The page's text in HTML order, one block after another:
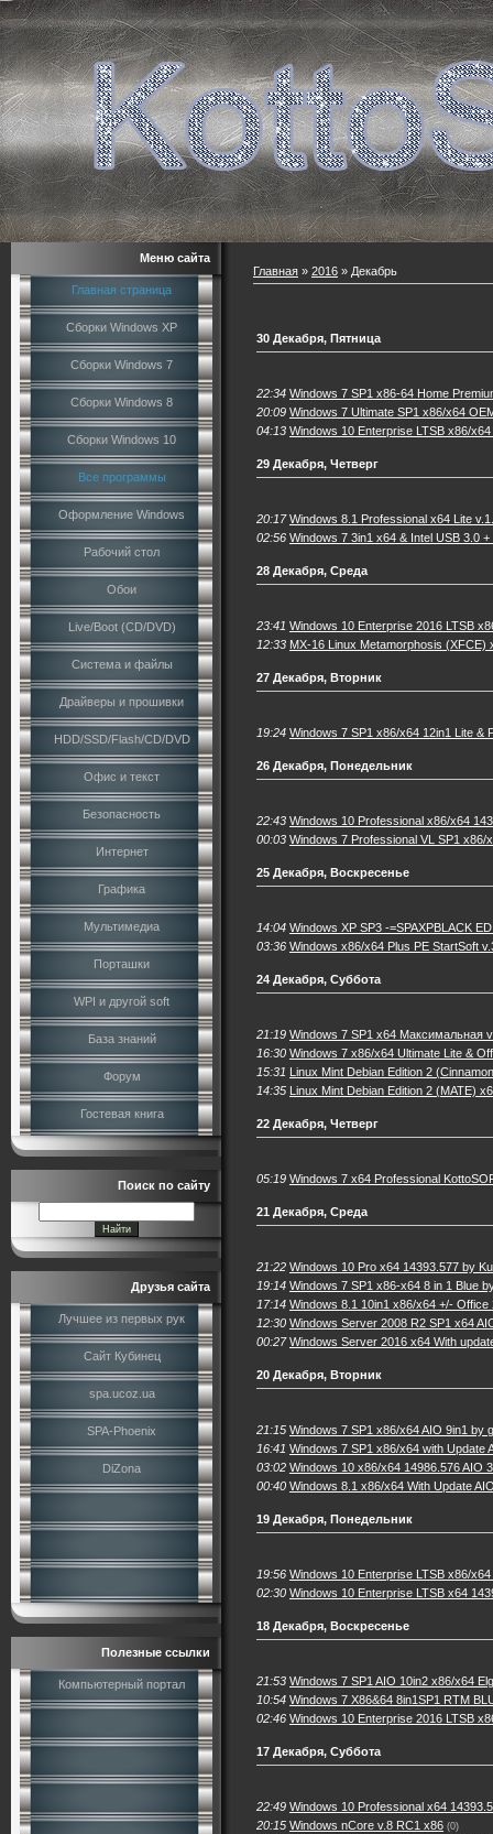
Меню сайта
Главная страница
Сборки Windows XP
Сборки Windows 7
Сборки Windows 8
Сборки Windows 10
Все программы
Оформление Windows
Рабочий стол
Обои
Live/Boot (CD/DVD)
Система и файлы
Драйверы и прошивки
HDD/SSD/Flash/CD/DVD
Офис и текст
Безопасность
Интернет
Графика
Мультимедиа
Порташки
WPI и другой soft
База знаний
Форум
Гостевая книга
Поиск по сайту
Друзья сайта
Лучшее из первых рук
Сайт Кубинец
spa.ucoz.ua
SPA-Phoenix
DiZona
Полезные ссылки
Компьютерный портал
Главная » 2016 » Декабрь
30 Декабря, Пятница
22:34 Windows 7 SP1 x86-64 Home
20:09 Windows 7 Ultimate SP1 x86/x64
04:13 Windows 10 Enterprise LTSB x86/
29 Декабря, Четверг
20:17 Windows 8.1 Professional x64 Lite
02:56 Windows 7 3in1 x64 & Intel USB 3.0
28 Декабря, Среда
23:41 Windows 10 Enterprise 2016 LTSB
12:33 MX-16 Linux Metamorphosis (XFCE)
27 Декабря, Вторник
19:24 Windows 7 SP1 x86/x64 12in1 Lite &
26 Декабря, Понедельник
22:43 Windows 10 Professional x86/x64
00:03 Windows 7 Professional VL SP1 x86/
25 Декабря, Воскресенье
14:04 Windows XP SP3 -=SPAXPBLACK
03:36 Windows x86/x64 Plus PE StartSoft
24 Декабря, Суббота
21:19 Windows 7 SP1 x64 Максимальная
16:30 Windows 7 x86/x64 Ultimate Lite &
15:31
Linux Mint Debian Edition 2
14:35
Linux Mint Debian Edition 2 (MATE)
22 Декабря, Четверг
05:19 Windows 7 x64 Professional
21 Декабря, Среда
21:22 Windows 10 Pro x64 14393.577 by
19:14 Windows 7 SP1 x86-х64 8 in 1 Blue
17:14 Windows 8.1 10in1 x86/x64 +/-
12:30 Windows Server 2008 R2 SP1 x64
00:27 Windows Server 2016 x64 With
20 Декабря, Вторник
21:15 Windows 7 SP1 x86/x64 AIO 9in1 by
16:41 Windows 7 SP1 x86/x64 with Update
03:02 Windows 10 x86/x64 14986.576 AIO
00:40 Windows 8.1 x86/x64 With Update
19 Декабря, Понедельник
19:56 Windows 10 Enterprise LTSB x86/
02:30 Windows 10 Enterprise LTSB x64
18 Декабря, Воскресенье
21:53 Windows 7 SP1 AIO 10in2 x86/x64
10:54 Windows 7 X86&64 8in1SP1 RTM
02:46 Windows 10 Enterprise 2016 LTSB
17 Декабря, Суббота
22:49 Windows 10 Professional x64
20:15 Windows nCore v.8 RC1 x86 (0)